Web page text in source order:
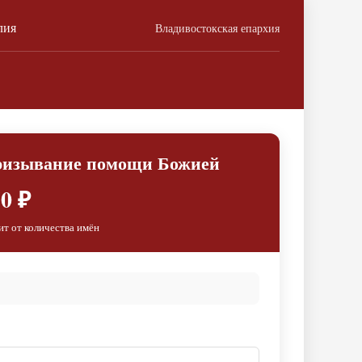
Владивостокская епархия
помощи Божией
₽
от количества имён